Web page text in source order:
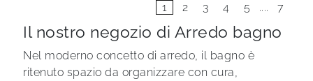
1 2 3 4 5 .... 7
Il nostro negozio di Arredo bagno
Nel moderno concetto di arredo, il bagno è
ritenuto spazio da organizzare con cura,